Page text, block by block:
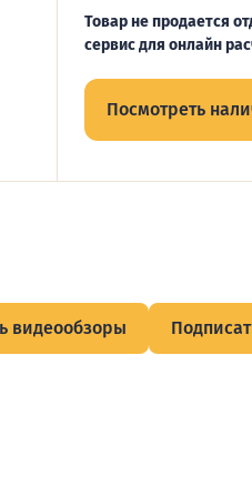
Товар не продается
сервис для онлайн
Посмотреть
видеообзоры